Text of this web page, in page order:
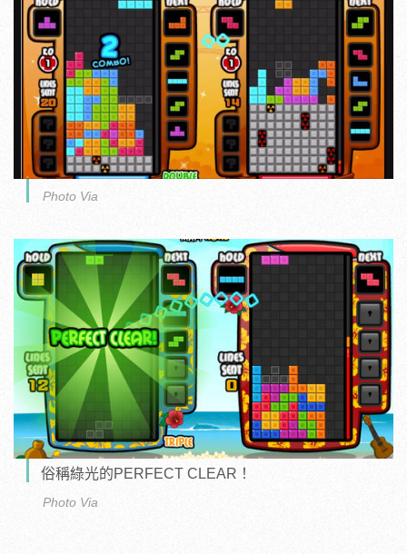
Photo Via
俗稱綠光的PERFECT CLEAR！
Photo Via